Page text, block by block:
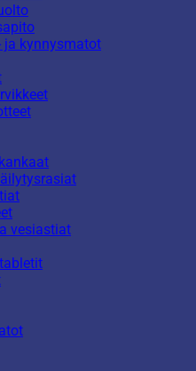
ja kynnysmatot
vesiastiat